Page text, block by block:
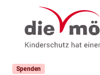
Weiter zum Inhalt
Spenden